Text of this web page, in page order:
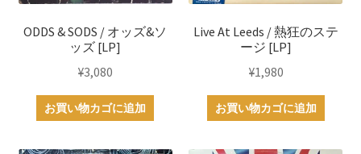
ODDS & SODS / オッズ&ソ
ッズ [LP]
¥3,080
お買い物カゴに追加
Live At Leeds / 熱狂のステ
ージ [LP]
¥1,980
お買い物カゴに追加